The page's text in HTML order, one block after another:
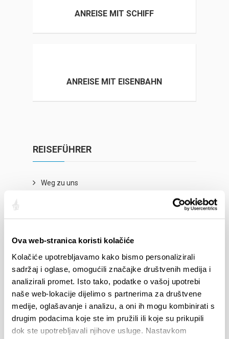
Ova web-stranica koristi kolačiće
Kolačiće upotrebljavamo kako bismo personalizirali
sadržaj i oglase, omogućili značajke društvenih medija i
analizirali promet. Isto tako, podatke o vašoj upotrebi
naše web-lokacije dijelimo s partnerima za društvene
medije, oglašavanje i analizu, a oni ih mogu kombinirati s
drugim podacima koje ste im pružili ili koje su prikupili
dok ste upotrebljavali njihove usluge. Nastavkom
ANREISE MIT SCHIFF
ANREISE MIT EISENBAHN
REISEFÜHRER
Weg zu uns
Allgemeine Infos
EREIGNISSE